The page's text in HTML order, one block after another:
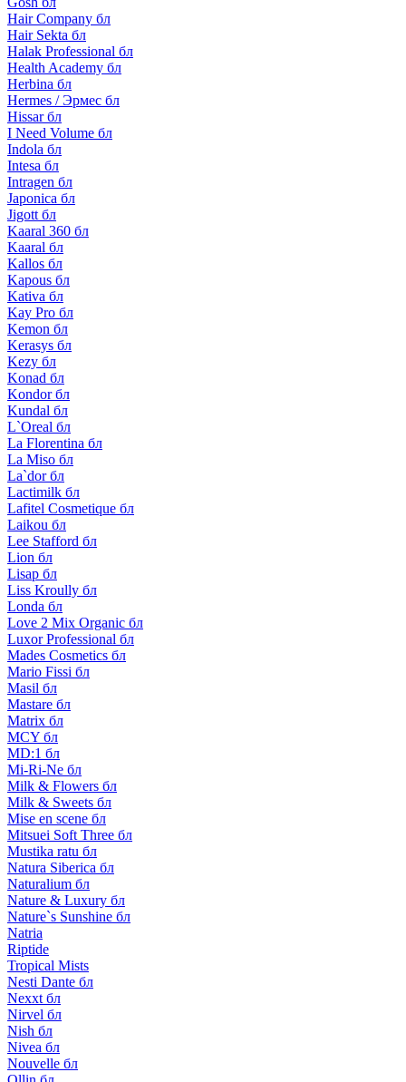
Hair Company бл
Hair Sekta бл
Halak Professional бл
Health Academy бл
Herbina бл
Hermes / Эрмес бл
Hissar бл
I Need Volume бл
Indola бл
Intesa бл
Intragen бл
Japonica бл
Jigott бл
Kaaral 360 бл
Kaaral бл
Kallos бл
Kapous бл
Kativa бл
Kay Pro бл
Kemon бл
Kerasys бл
Kezy бл
Konad бл
Kondor бл
Kundal бл
L`Oreal бл
La Florentina бл
La Miso бл
La`dor бл
Lactimilk бл
Lafitel Cosmetique бл
Laikou бл
Lee Stafford бл
Lion бл
Lisap бл
Liss Kroully бл
Londa бл
Love 2 Mix Organic бл
Luxor Professional бл
Mades Cosmetics бл
Mario Fissi бл
Masil бл
Mastare бл
Matrix бл
MCY бл
MD:1 бл
Mi-Ri-Ne бл
Milk & Flowers бл
Milk & Sweets бл
Mise en scene бл
Mitsuei Soft Three бл
Mustika ratu бл
Natura Siberica бл
Naturalium бл
Nature & Luxury бл
Nature`s Sunshine бл
Natria
Riptide
Tropical Mists
Nesti Dante бл
Nexxt бл
Nirvel бл
Nish бл
Nivea бл
Nouvelle бл